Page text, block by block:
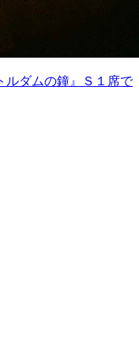
ルダムの鐘』Ｓ１席で